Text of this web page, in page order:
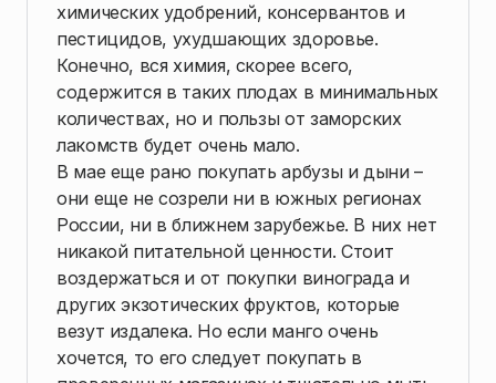
химических удобрений, консервантов и
пестицидов, ухудшающих здоровье.
Конечно, вся химия, скорее всего,
содержится в таких плодах в минимальных
количествах, но и пользы от заморских
лакомств будет очень мало.
В мае еще рано покупать арбузы и дыни –
они еще не созрели ни в южных регионах
России, ни в ближнем зарубежье. В них нет
никакой питательной ценности. Стоит
воздержаться и от покупки винограда и
других экзотических фруктов, которые
везут издалека. Но если манго очень
хочется, то его следует покупать в